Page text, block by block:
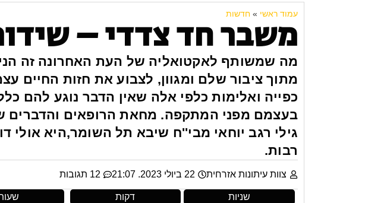
עמוד ראשי » חדשות
משבר חד צדדי –
מה שמשותף לאקטואליה של העת האחרונה זה
מתוך ציבור שלם ומגוון, לצבוע את חזות החיים
כפייה ואלימות כלפי אלה שאין הדבר נוגע להם
בעצמם מפני המתקפה. מחאת הרופאים והדברים
גילי רגב יוחאי מבי''ח שיבא תל השומר,היא אולי
רבות.
צוות עיתונות אזרחית 22 ביולי 2023. 21:07 12 תגובות
דקות שניות